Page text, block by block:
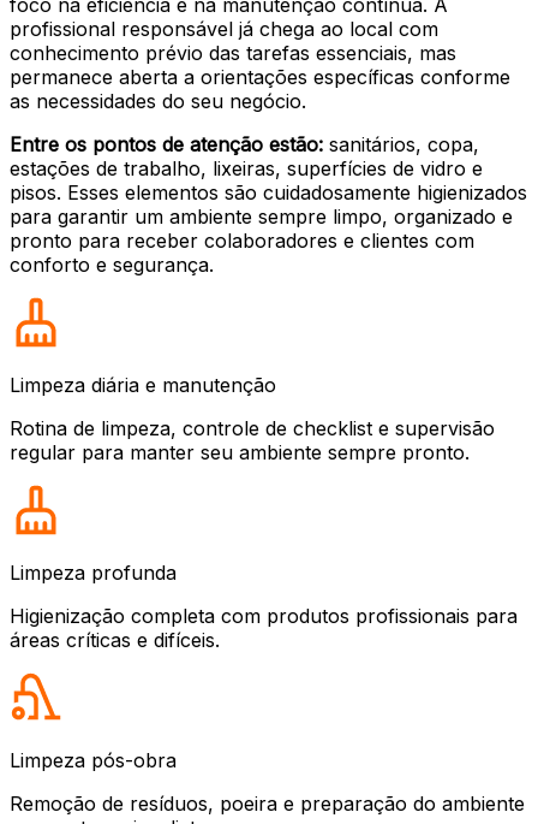
foco na eficiência e na manutenção contínua. A
profissional responsável já chega ao local com
conhecimento prévio das tarefas essenciais, mas
permanece aberta a orientações específicas conforme
as necessidades do seu negócio.
Entre os pontos de atenção estão: sanitários, copa,
estações de trabalho, lixeiras, superfícies de vidro e
pisos. Esses elementos são cuidadosamente higienizados
para garantir um ambiente sempre limpo, organizado e
pronto para receber colaboradores e clientes com
conforto e segurança.
Limpeza diária e manutenção
Rotina de limpeza, controle de checklist e supervisão
regular para manter seu ambiente sempre pronto.
Limpeza profunda
Higienização completa com produtos profissionais para
áreas críticas e difíceis.
Limpeza pós-obra
Remoção de resíduos, poeira e preparação do ambiente